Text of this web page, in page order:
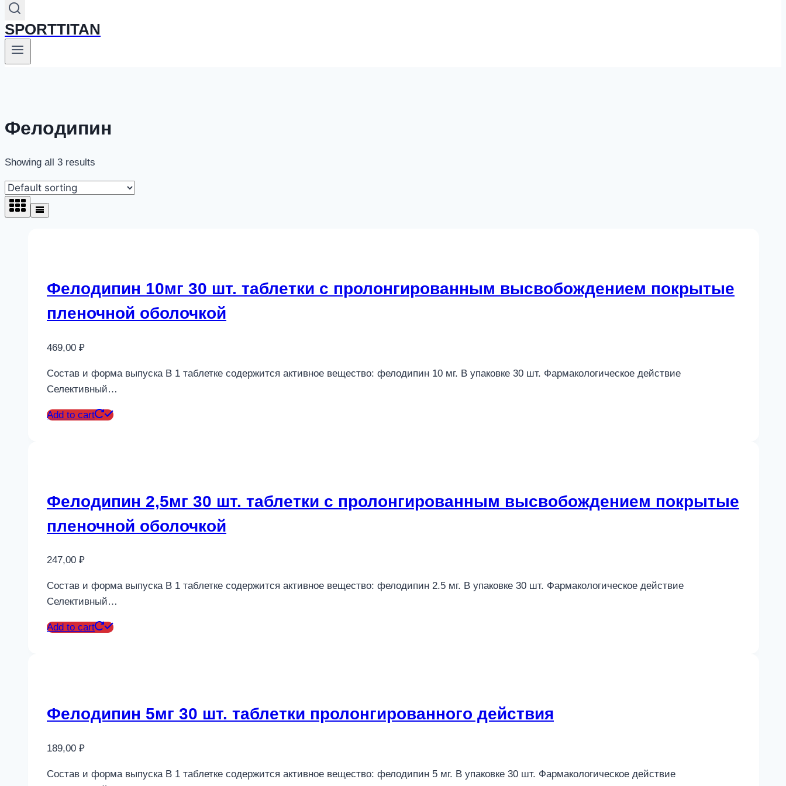
SPORTTITAN
Фелодипин
Showing all 3 results
Фелодипин 10мг 30 шт. таблетки с пролонгированным высвобождением покрытые
пленочной оболочкой
469,00 ₽
Состав и форма выпуска В 1 таблетке содержится активное вещество: фелодипин 10 мг. В упаковке 30 шт. Фармакологическое действие
Селективный…
Add to cart
Фелодипин 2,5мг 30 шт. таблетки с пролонгированным высвобождением покрытые
пленочной оболочкой
247,00 ₽
Состав и форма выпуска В 1 таблетке содержится активное вещество: фелодипин 2.5 мг. В упаковке 30 шт. Фармакологическое действие
Селективный…
Add to cart
Фелодипин 5мг 30 шт. таблетки пролонгированного действия
189,00 ₽
Состав и форма выпуска В 1 таблетке содержится активное вещество: фелодипин 5 мг. В упаковке 30 шт. Фармакологическое действие